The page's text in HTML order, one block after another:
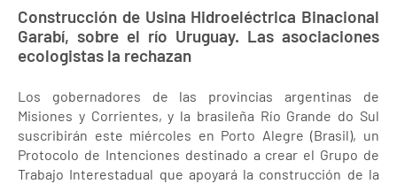
Construcción de Usina Hidroeléctrica Binacional
Garabí, sobre el río Uruguay. Las asociaciones
ecologistas la rechazan
Los gobernadores de las provincias argentinas de
Misiones y Corrientes, y la brasileña Río Grande do Sul
suscribirán este miércoles en Porto Alegre (Brasil), un
Protocolo de Intenciones destinado a crear el Grupo de
Trabajo Interestadual que apoyará la construcción de la